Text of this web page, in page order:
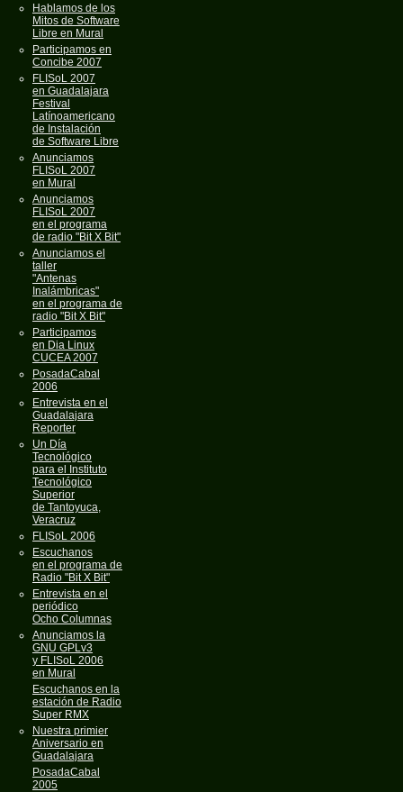
Hablamos de los
Mitos de Software
Libre en Mural
Participamos en
Concibe 2007
FLISoL 2007
en Guadalajara
Festival
Latínoamericano
de Instalación
de Software Libre
Anunciamos
FLISoL 2007
en Mural
Anunciamos
FLISoL 2007
en el programa
de radio "Bit X Bit"
Anunciamos el
taller
"Antenas
Inalámbricas"
en el programa de
radio "Bit X Bit"
Participamos
en Dia Linux
CUCEA 2007
PosadaCabal
2006
Entrevista en el
Guadalajara
Reporter
Un Día
Tecnológico
para el Instituto
Tecnológico
Superior
de Tantoyuca,
Veracruz
FLISoL 2006
Escuchanos
en el programa de
Radio "Bit X Bit"
Entrevista en el
periódico
Ocho Columnas
Anunciamos la
GNU GPLv3
y FLISoL 2006
en Mural
Escuchanos en la
estación de Radio
Super RMX
Nuestra primier
Aniversario en
Guadalajara
PosadaCabal
2005